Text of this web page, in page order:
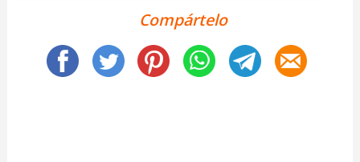
Compártelo